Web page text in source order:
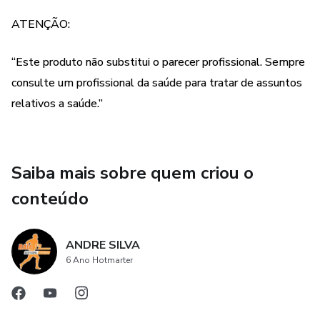
ATENÇÃO:
“Este produto não substitui o parecer profissional. Sempre
consulte um profissional da saúde para tratar de assuntos
relativos a saúde.”
Saiba mais sobre quem criou o
conteúdo
ANDRE SILVA
6 Ano Hotmarter